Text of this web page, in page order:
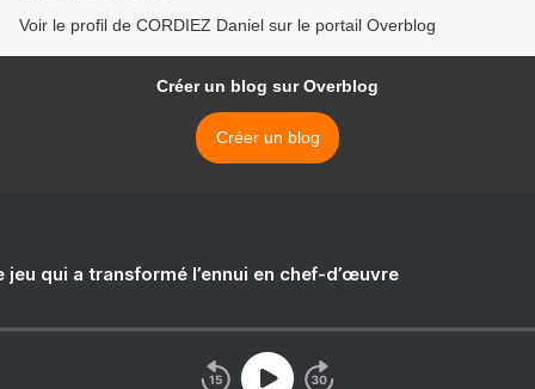
Voir le profil de CORDIEZ Daniel sur le portail Overblog
Créer un blog sur Overblog
Créer un blog
jeu qui a transformé l’ennui en chef-d’œuvre